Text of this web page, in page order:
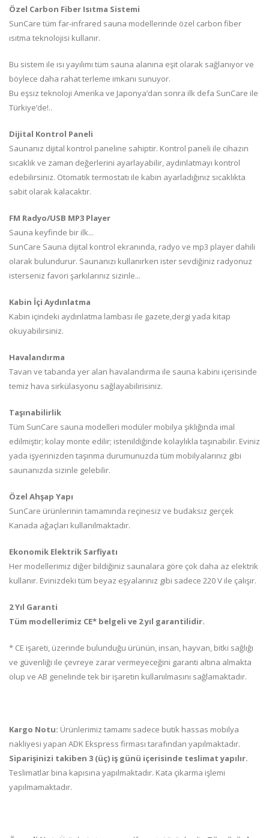
Özel Carbon Fiber Isıtma Sistemi
SunCare tüm far-infrared sauna modellerinde özel carbon fiber
ısıtma teknolojisi kullanır.
Bu sistem ile ısı yayılımı tüm sauna alanına eşit olarak sağlanıyor ve
böylece daha rahat terleme imkanı sunuyor.
Bu eşsiz teknoloji Amerika ve Japonya’dan sonra ilk defa SunCare ile
Türkiye’de!..
Dijital Kontrol Paneli
Saunanız dijital kontrol paneline sahiptir. Kontrol paneli ile cihazın
sıcaklık ve zaman değerlerini ayarlayabilir, aydınlatmayı kontrol
edebilirsiniz. Otomatik termostatı ile kabin ayarladığınız sıcaklıkta
sabit olarak kalacaktır.
FM Radyo/USB MP3 Player
Sauna keyfinde bir ilk...
SunCare Sauna dijital kontrol ekranında, radyo ve mp3 player dahili
olarak bulundurur. Saunanızı kullanırken ister sevdiğiniz radyonuz
isterseniz favori şarkılarınız sizinle...
Kabin İçi Aydınlatma
Kabin içindeki aydınlatma lambası ile gazete,dergi yada kitap
okuyabilirsiniz.
Havalandırma
Tavan ve tabanda yer alan havalandırma ile sauna kabini içerisinde
temiz hava sirkülasyonu sağlayabilirisiniz.
Taşınabilirlik
Tüm SunCare sauna modelleri modüler mobilya şıklığında imal
edilmiştir; kolay monte edilir; istenildiğinde kolaylıkla taşınabilir. Eviniz
yada işyerinizden taşınma durumunuzda tüm mobilyalarınız gibi
saunanızda sizinle gelebilir.
Özel Ahşap Yapı
SunCare ürünlerinin tamamında reçinesiz ve budaksız gerçek
Kanada ağaçları kullanılmaktadır.
Ekonomik Elektrik Sarfiyatı
Her modellerimiz diğer bildiğiniz saunalara göre çok daha az elektrik
kullanır. Evinizdeki tüm beyaz eşyalarınız gibi sadece 220 V ile çalışır.
2 Yıl Garanti
Tüm modellerimiz CE* belgeli ve 2 yıl garantilidir.
* CE işareti, üzerinde bulunduğu ürünün, insan, hayvan, bitki sağlığı
ve güvenliği ile çevreye zarar vermeyeceğini garanti altına almakta
olup ve AB genelinde tek bir işaretin kullanılmasını sağlamaktadır.
Kargo Notu: Ürünlerimiz tamamı sadece butik hassas mobilya
nakliyesi yapan ADK Ekspress firması tarafından yapılmaktadır.
Siparişinizi takiben 3 (üç) iş günü içerisinde teslimat yapılır.
Teslimatlar bina kapısına yapılmaktadır. Kata çıkarma işlemi
yapılmamaktadır.